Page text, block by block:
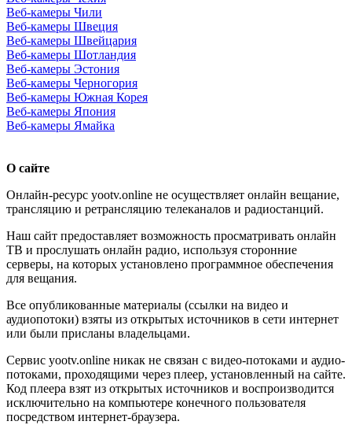
Веб-камеры Чили
Веб-камеры Швеция
Веб-камеры Швейцария
Веб-камеры Шотландия
Веб-камеры Эстония
Веб-камеры Черногория
Веб-камеры Южная Корея
Веб-камеры Япония
Веб-камеры Ямайка
О сайте
Онлайн-ресурс yootv.online не осуществляет онлайн вещание,
трансляцию и ретрансляцию телеканалов и радиостанций.
Наш сайт предоставляет возможность просматривать онлайн
ТВ и прослушать онлайн радио, используя сторонние
серверы, на которых установлено программное обеспечения
для вещания.
Все опубликованные материалы (ссылки на видео и
аудиопотоки) взяты из открытых источников в сети интернет
или были присланы владельцами.
Сервис yootv.online никак не связан с видео-потоками и аудио-
потоками, проходящими через плеер, установленный на сайте.
Код плеера взят из открытых источников и воспроизводится
исключительно на компьютере конечного пользователя
посредством интернет-браузера.